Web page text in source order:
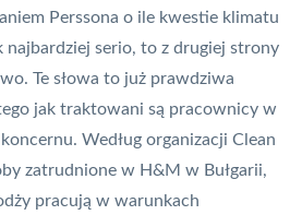
Perssona o ile kwestie klimatu
najbardziej serio, to z drugiej strony
Te słowa to już prawdziwa
jak traktowani są pracownicy w
Według organizacji Clean
zatrudnione w H&M w Bułgarii,
pracują w warunkach